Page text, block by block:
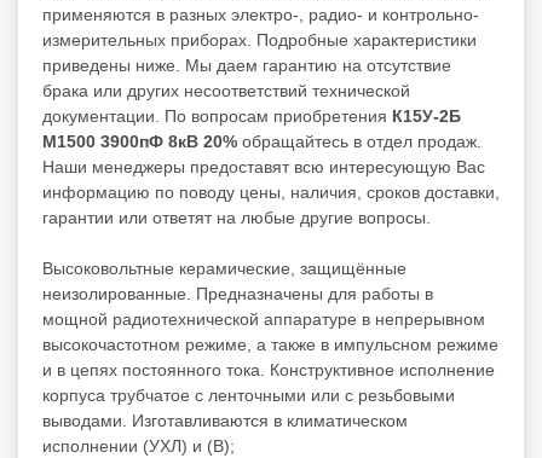
применяются в разных электро-, радио- и контрольно-
измерительных приборах. Подробные характеристики
приведены ниже. Мы даем гарантию на отсутствие
брака или других несоответствий технической
документации. По вопросам приобретения К15У-2Б
М1500 3900пФ 8кВ 20% обращайтесь в отдел продаж.
Наши менеджеры предоставят всю интересующую Вас
информацию по поводу цены, наличия, сроков доставки,
гарантии или ответят на любые другие вопросы.
Высоковольтные керамические, защищённые
неизолированные. Предназначены для работы в
мощной радиотехнической аппаратуре в непрерывном
высокочастотном режиме, а также в импульсном режиме
и в цепях постоянного тока. Конструктивное исполнение
корпуса трубчатое с ленточными или с резьбовыми
выводами. Изготавливаются в климатическом
исполнении (УХЛ) и (В);